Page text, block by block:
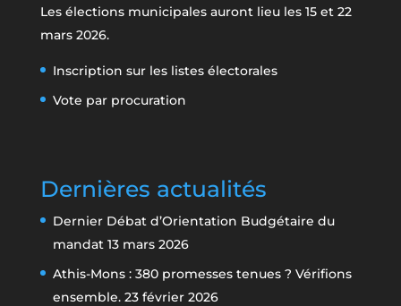
Les élections municipales auront lieu les 15 et 22
mars 2026.
Inscription sur les listes électorales
Vote par procuration
Dernières actualités
Dernier Débat d’Orientation Budgétaire du
mandat 13 mars 2026
Athis-Mons : 380 promesses tenues ? Vérifions
ensemble. 23 février 2026